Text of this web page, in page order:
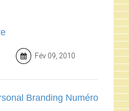
Fév 09, 2010
Branding Numéro